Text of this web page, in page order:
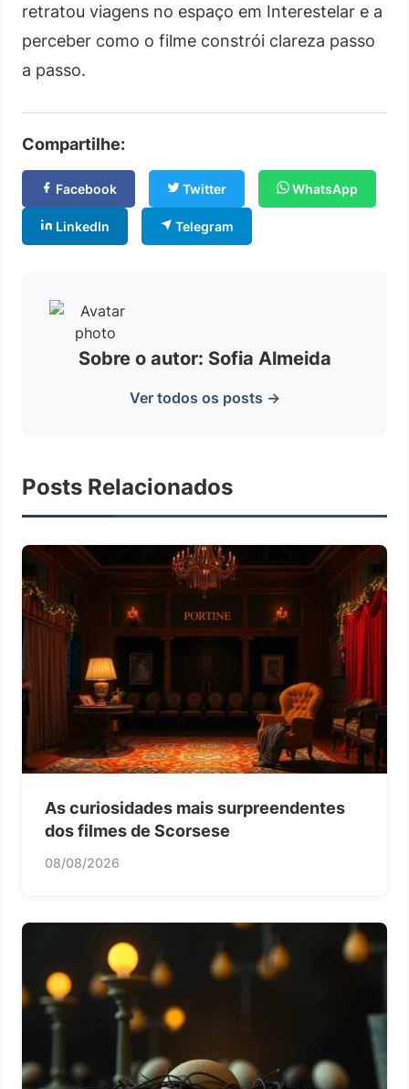
retratou viagens no espaço em Interestelar e a
perceber como o filme constrói clareza passo
a passo.
Compartilhe:
Facebook Twitter WhatsApp
LinkedIn Telegram
Sobre o autor: Sofia Almeida
Ver todos os posts →
Posts Relacionados
As curiosidades mais surpreendentes
dos filmes de Scorsese
08/08/2026